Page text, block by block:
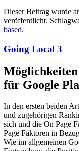
Dieser Beitrag wurde
veröffentlicht.
based.
Going Local 3
für Google
In den ersten beiden
und zugehörigen
sich und die On Page
Page Faktoren in
Wie im allgemeinen